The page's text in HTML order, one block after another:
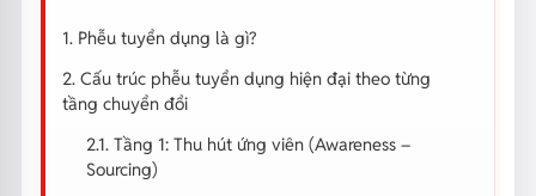
1. Phễu tuyển dụng là gì?
2. Cấu trúc phễu tuyển dụng hiện đại theo từng
tầng chuyển đổi
2.1. Tầng 1: Thu hút ứng viên (Awareness –
Sourcing)